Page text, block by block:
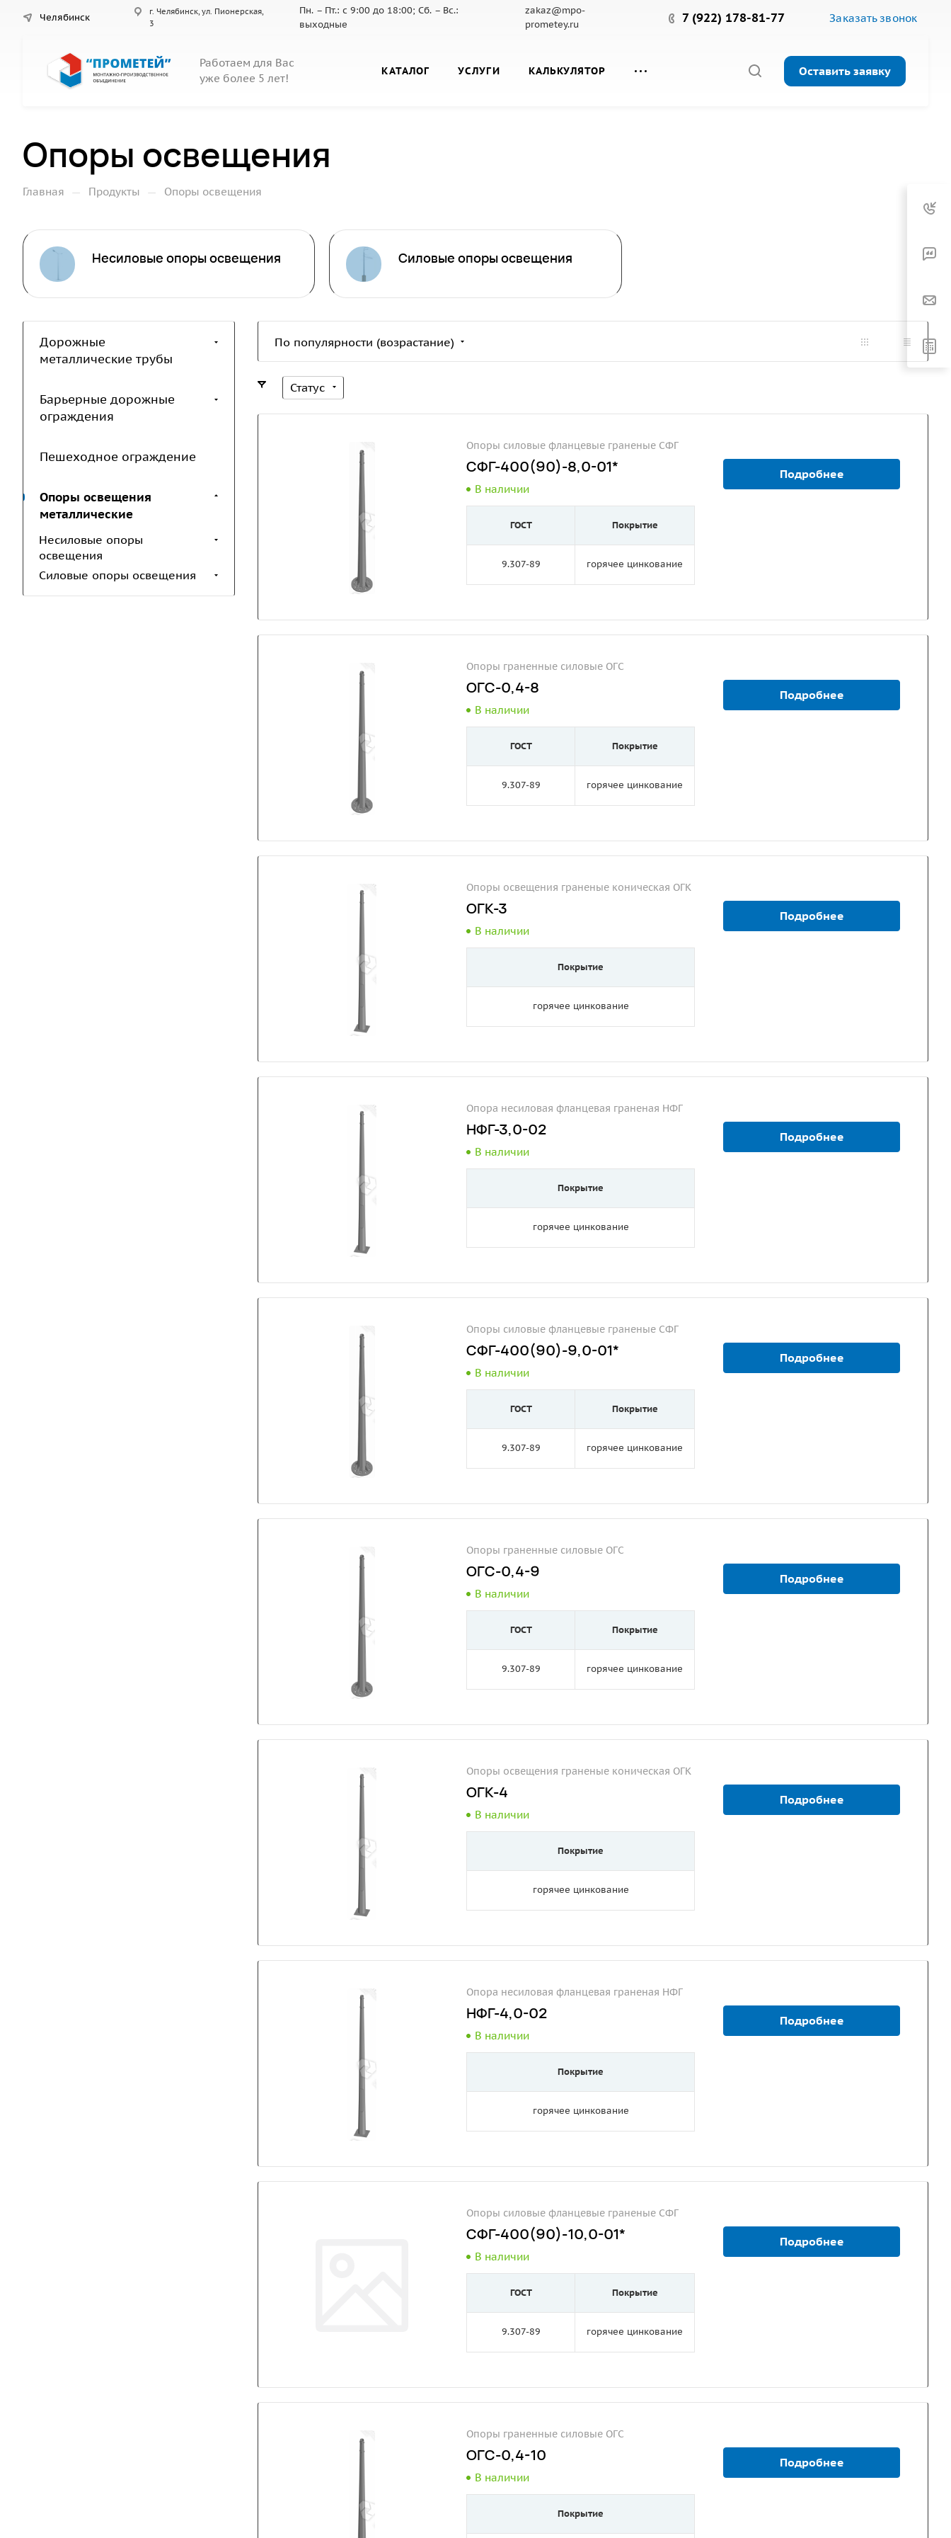
Челябинск
г. Челябинск, ул. Пионерская,
3
Пн. – Пт.: с 9:00 до 18:00; Сб. – Вс.:
выходные
zakaz@mpo-
prometey.ru
7 (922) 178-81-77 Заказать звонок
Работаем для Вас
уже более 5 лет!
КАТАЛОГ УСЛУГИ КАЛЬКУЛЯТОР Оставить заявку
Опоры освещения
Главная — Продукты — Опоры освещения
Несиловые опоры освещения Силовые опоры освещения
По популярности (возрастание)
Статус
Опоры силовые фланцевые граненые СФГ
СФГ-400(90)-8,0-01*
В наличии
ГОСТ
9.307-89
Покрытие
горячее цинкование
Подробнее
Опоры граненные силовые ОГС
ОГС-0,4-8
В наличии
ГОСТ
9.307-89
Покрытие
горячее цинкование
Подробнее
Опоры освещения граненые коническая ОГК
ОГК-3
В наличии
Покрытие
горячее цинкование
Подробнее
Опора несиловая фланцевая граненая НФГ
НФГ-3,0-02
В наличии
Покрытие
горячее цинкование
Подробнее
Опоры силовые фланцевые граненые СФГ
СФГ-400(90)-9,0-01*
В наличии
ГОСТ
9.307-89
Покрытие
горячее цинкование
Подробнее
Опоры граненные силовые ОГС
ОГС-0,4-9
В наличии
ГОСТ
9.307-89
Покрытие
горячее цинкование
Подробнее
Опоры освещения граненые коническая ОГК
ОГК-4
В наличии
Покрытие
горячее цинкование
Подробнее
Опора несиловая фланцевая граненая НФГ
НФГ-4,0-02
В наличии
Покрытие
горячее цинкование
Подробнее
Опоры силовые фланцевые граненые СФГ
СФГ-400(90)-10,0-01*
В наличии
ГОСТ
9.307-89
Покрытие
горячее цинкование
Подробнее
Опоры граненные силовые ОГС
ОГС-0,4-10
В наличии
Покрытие
Подробнее
Дорожные
металлические трубы
Барьерные дорожные
ограждения
Пешеходное ограждение
Опоры освещения
металлические
Несиловые опоры
освещения
Силовые опоры освещения